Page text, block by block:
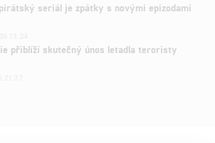
seriál je zpátky s novými epizodami
přiblíží skutečný únos letadla teroristy